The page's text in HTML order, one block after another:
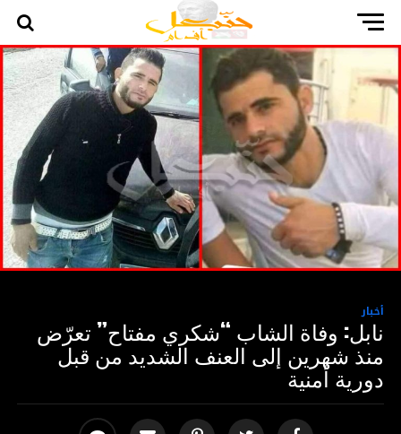
أخبار
نابل: وفاة الشاب “شكري مفتاح” تعرّض
منذ شهرين إلى العنف الشديد من قبل
دورية أمنية